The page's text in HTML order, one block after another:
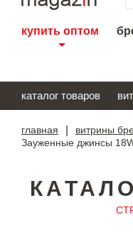
купить оптом
каталог товаров
главная витрины
Зауженные джинсы